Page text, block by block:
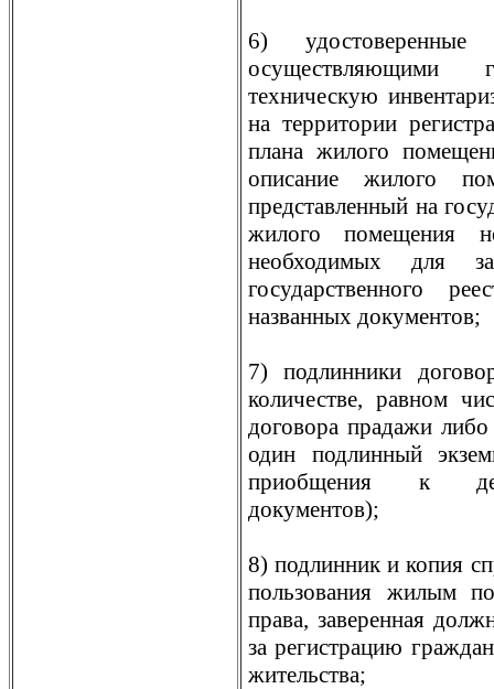
6) удостоверенные
осуществляющими
техническую
на территории
плана жилого
описание жилого
представленный на
жилого помещения
необходимых для
государственного
названных документов;
7) подлинники
количестве, равном
договора прадажи
один подлинный
приобщения к
документов);
8) подлинник и копия
пользования жилым
права, заверенная
за регистрацию
жительства;